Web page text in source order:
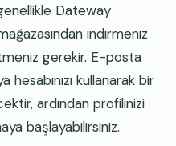
Dateway
indirmeniz
gerekir. E-posta
kullanarak bir
ardından profilinizi
başlayabilirsiniz.